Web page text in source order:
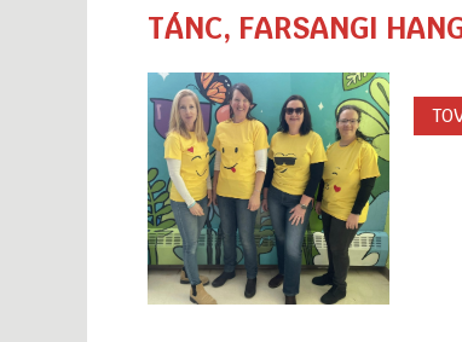
TÁNC, FARSANGI